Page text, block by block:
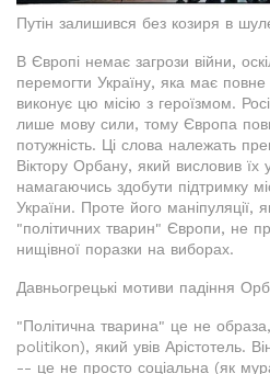
Путін залишився без козиря в
В Європі немає загрози війни,
перемогти Україну, яка має
виконує цю місію з героїзмом.
лише мову сили, тому Європа
потужність. Ці слова належать
Віктору Орбану, який висловив їх
намагаючись здобути підтримку
України. Проте його маніпуляції,
"політичних тварин" Європи, не
нищівної поразки на виборах.
Давньогрецькі мотиви падіння
"Політична тварина" це не
politikon), який увів Арістотель.
-- це не просто соціальна (як